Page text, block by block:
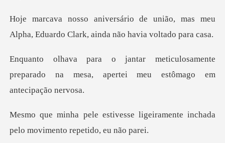
nião, mas meu
Alpha, Eduardo Clark,
losamente
preparado na mesa, apertei
ligeiramente inchada
pelo mov